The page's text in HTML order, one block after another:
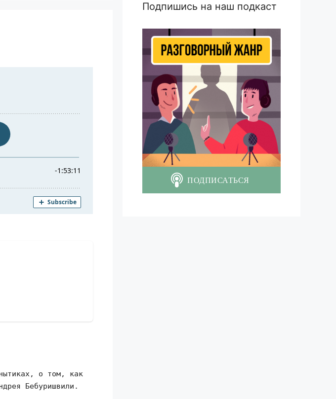
о том, как
Бебуришвили.
Подпишись на наш подкаст